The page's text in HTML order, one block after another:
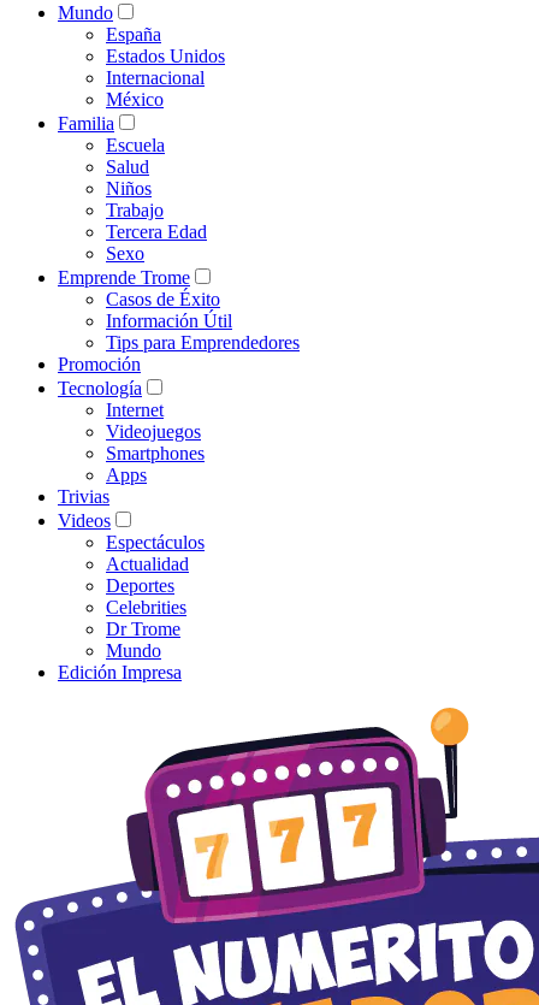
Mundo
España
Estados Unidos
Internacional
México
Familia
Escuela
Salud
Niños
Trabajo
Tercera Edad
Sexo
Emprende Trome
Casos de Éxito
Información Útil
Tips para Emprendedores
Promoción
Tecnología
Internet
Videojuegos
Smartphones
Apps
Trivias
Videos
Espectáculos
Actualidad
Deportes
Celebrities
Dr Trome
Mundo
Edición Impresa